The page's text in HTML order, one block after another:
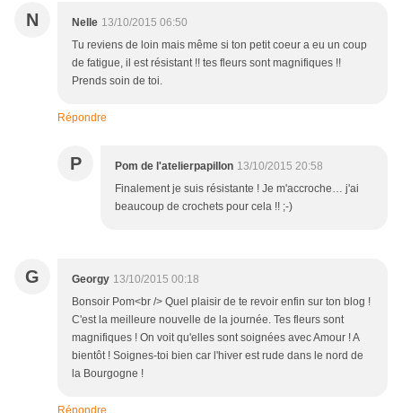
N Nelle 13/10/2015 06:50
Tu reviens de loin mais même si ton petit coeur a eu un coup
de fatigue, il est résistant !! tes fleurs sont magnifiques !!
Prends soin de toi.
Répondre
P Pom de l'atelierpapillon 13/10/2015 20:58
Finalement je suis résistante ! Je m'accroche… j'ai
beaucoup de crochets pour cela !! ;-)
G Georgy 13/10/2015 00:18
Bonsoir Pom<br /> Quel plaisir de te revoir enfin sur ton blog !
C'est la meilleure nouvelle de la journée. Tes fleurs sont
magnifiques ! On voit qu'elles sont soignées avec Amour ! A
bientôt ! Soignes-toi bien car l'hiver est rude dans le nord de
la Bourgogne !
Répondre